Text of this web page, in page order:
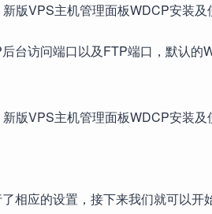
台访问端口以及FTP端口，默认的
相应的设置，接下来我们就可以开